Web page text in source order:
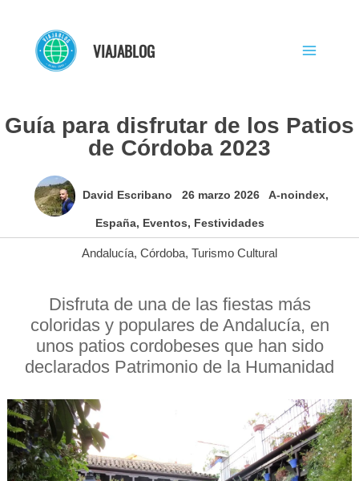
contenido
VIAJABLOG
Guía para disfrutar de los Patios
de Córdoba 2023
David Escribano 26 marzo 2026 A-noindex,
España, Eventos, Festividades
Andalucía, Córdoba, Turismo Cultural
Disfruta de una de las fiestas más
coloridas y populares de Andalucía, en
unos patios cordobeses que han sido
declarados Patrimonio de la Humanidad